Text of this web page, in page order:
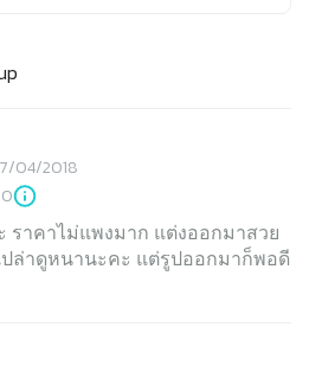
04/2018
ราคาไม่แพงมาก แต่งออกมาสวย
ปล่าดูหนานะคะ แต่รูปออกมาก็พอดี